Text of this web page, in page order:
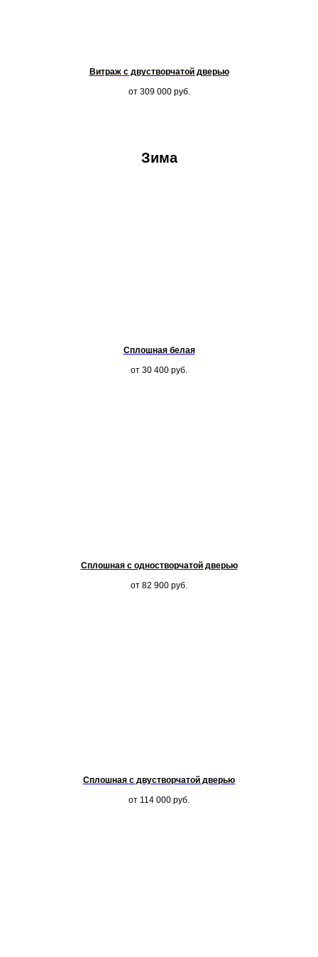
Витраж с двустворчатой дверью
от 309 000 руб.
Зима
Сплошная белая
от 30 400 руб.
Сплошная с одностворчатой дверью
от 82 900 руб.
Сплошная с двустворчатой дверью
от 114 000 руб.